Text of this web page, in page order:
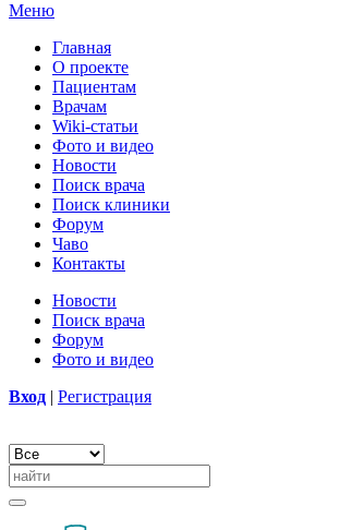
Меню
Главная
О проекте
Пациентам
Врачам
Wiki-статьи
Фото и видео
Новости
Поиск врача
Поиск клиники
Форум
Чаво
Контакты
Новости
Поиск врача
Форум
Фото и видео
Вход | Регистрация